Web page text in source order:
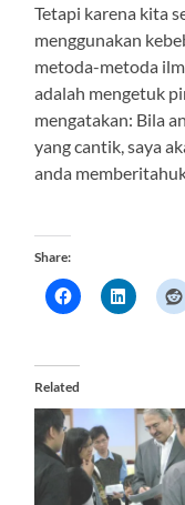
Tetapi karena kita
menggunakan
metoda-metoda
adalah mengetuk
mengatakan: Bila
yang cantik, saya
anda
Share:
Related